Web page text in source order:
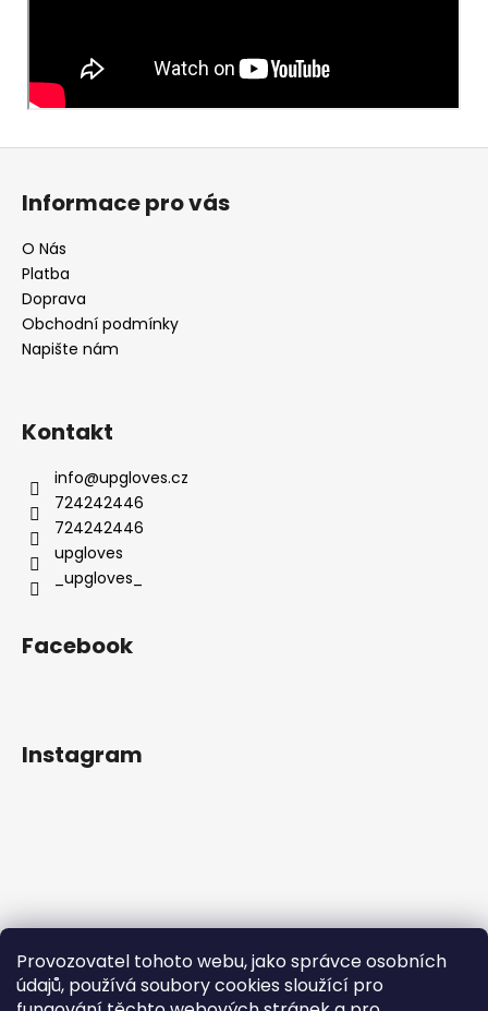
Provozovatel tohoto webu, jako správce osobních
údajů, používá soubory cookies sloužící pro
Z
Informace pro vás
O Nás
Platba
Doprava
Obchodní podmínky
Napište nám
Kontakt
info@upgloves.cz
724242446
724242446
upgloves
_upgloves_
Facebook
Instagram